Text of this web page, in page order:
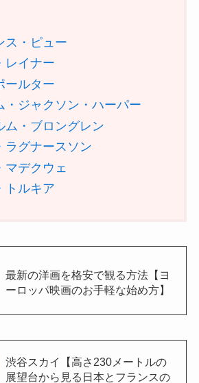
ス・ピュー
レイナー
ールター
・ジャクソン・ハーパー
ム・ブロングレン
ラグナースソン
マデクウェ
トルキア
最新の洋画を格安で観る方法【ヨ
ーロッパ映画のお手軽な始め方】
渋谷スカイ【高さ230メートルの
展望台から見る日本とフランスの